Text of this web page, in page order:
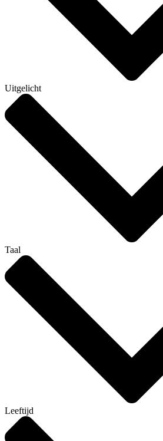
Uitgelicht
Taal
Leeftijd